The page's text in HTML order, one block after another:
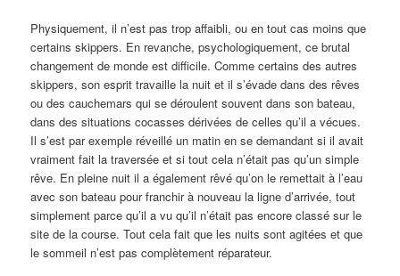
Physiquement, il n’est pas trop affaibli, ou en tout cas moins que
certains skippers. En revanche, psychologiquement, ce brutal
changement de monde est difficile. Comme certains des autres
skippers, son esprit travaille la nuit et il s’évade dans des rêves
ou des cauchemars qui se déroulent souvent dans son bateau,
dans des situations cocasses dérivées de celles qu’il a vécues.
Il s’est par exemple réveillé un matin en se demandant si il avait
vraiment fait la traversée et si tout cela n’était pas qu’un simple
rêve. En pleine nuit il a également rêvé qu’on le remettait à l’eau
avec son bateau pour franchir à nouveau la ligne d’arrivée, tout
simplement parce qu’il a vu qu’il n’était pas encore classé sur le
site de la course. Tout cela fait que les nuits sont agitées et que
le sommeil n’est pas complètement réparateur.